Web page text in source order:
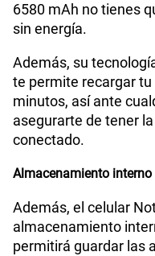
6580 mAh no tienes
sin energía.
Además, su
te permite recargar
minutos, así ante
asegurarte de tener
conectado.
Almacenamiento interno
Además, el celular
almacenamiento
permitirá guardar las